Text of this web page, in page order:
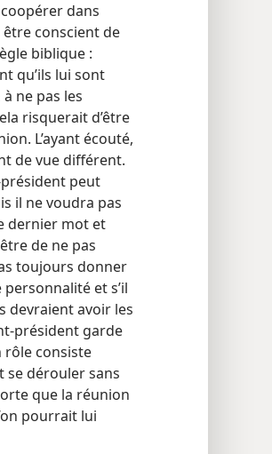
dans
conscient de
biblique :
qu’ils lui sont
ne pas les
risquerait d’être
L’ayant écouté,
de vue différent.
peut
il ne voudra pas
dernier mot et
de ne pas
toujours donner
et s’il
devraient avoir les
président garde
rôle consiste
se dérouler sans
que la réunion
pourrait lui